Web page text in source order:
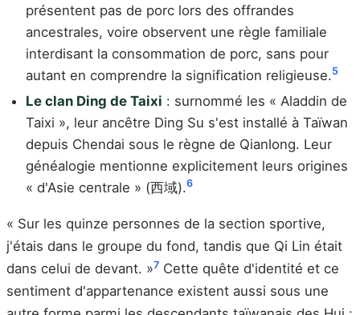
présentent pas de porc lors des offrandes
ancestrales, voire observent une règle familiale
interdisant la consommation de porc, sans pour
autant en comprendre la signification religieuse.5
Le clan Ding de Taixi : surnommé les « Aladdin de
Taixi », leur ancêtre Ding Su s'est installé à Taïwan
depuis Chendai sous le règne de Qianlong. Leur
généalogie mentionne explicitement leurs origines
« d'Asie centrale » (西域).6
« Sur les quinze personnes de la section sportive,
j'étais dans le groupe du fond, tandis que Qi Lin était
dans celui de devant. »7 Cette quête d'identité et ce
sentiment d'appartenance existent aussi sous une